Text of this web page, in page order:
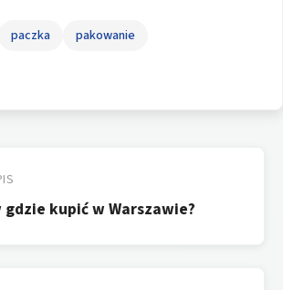
paczka pakowanie
kupić w Warszawie?